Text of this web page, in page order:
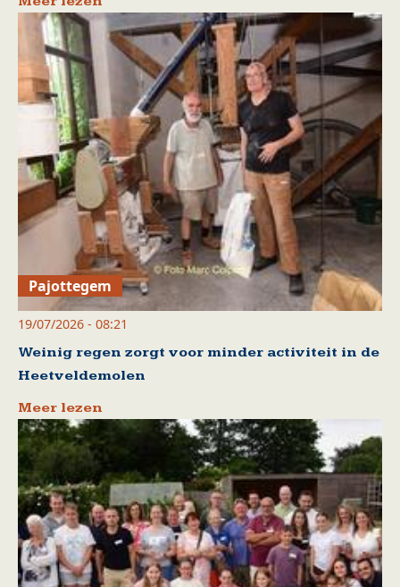
Pajottegem
19/07/2026 - 08:21
Weinig regen zorgt voor minder activiteit in de
Heetveldemolen
Meer lezen